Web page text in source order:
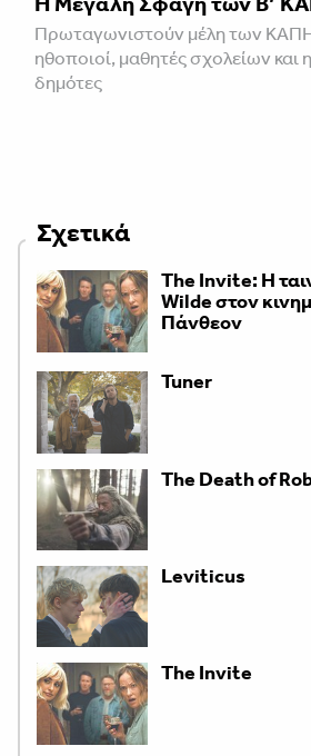
Πρωταγωνιστούν μέλη των
ηθοποιοί, μαθητές σχολείων και
δημότες
Σχετικά
The Invite: Η
Wilde στον
Πάνθεον
Tuner
The Death of
Leviticus
The Invite